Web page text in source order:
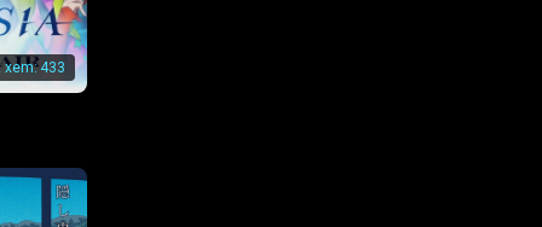
xem: 433